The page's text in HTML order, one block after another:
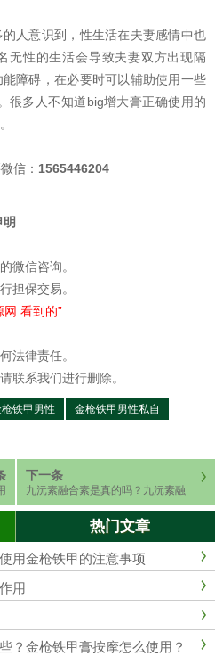
人意识到，性生活在夫妻感情中也
无性的生活会导致夫妻双方出现隔
障碍，在必要时可以辅助使用一些
很多人不知道big增大膏正确使用的
信： 1565446204
微信咨询。
担保交易。
看到的”
法律责任。
联系我们进行删除。
铁甲男性
金枪铁甲男性私自
下一条
九沅素融合素是真的吗？九沅素融
合素按摩有用吗？
热门文章
用金枪铁甲的注意事项
用
？金枪铁甲膏按摩怎么使用？